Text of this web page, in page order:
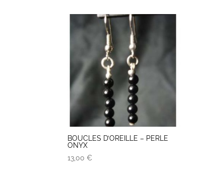
BOUCLES D’OREILLE – PERLE
ONYX
13,00€